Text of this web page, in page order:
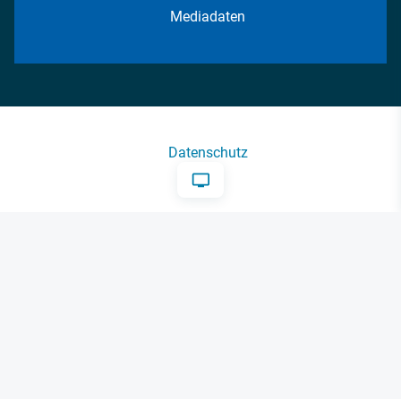
Mediadaten
Datenschutz
AGB